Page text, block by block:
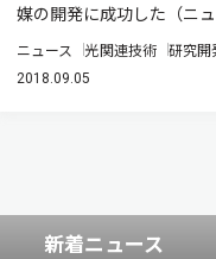
媒の開発に成功した（ニ
ニュース 光関連技術 研究開
2018.09.05
新着ニュース